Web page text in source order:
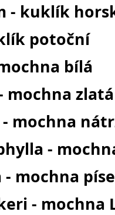
- kuklík
potoční
bílá
mochna zlatá
mochna
-
mochna
- mochna